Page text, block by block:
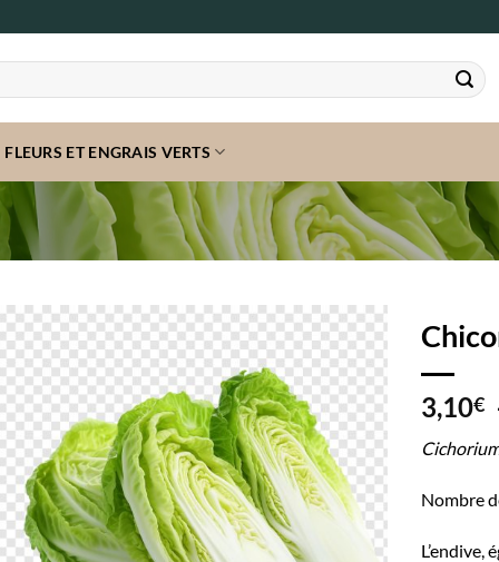
FLEURS ET ENGRAIS VERTS
3,10€
Nombre
L’endive,